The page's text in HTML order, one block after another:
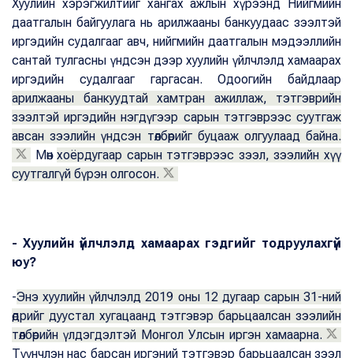
Хуулийн хэрэгжилтийг хангах ажлын хүрээнд Нийгмийн
даатгалын байгуулага нь арилжааны банкуудаас зээлтэй
иргэдийн судалгааг авч, нийгмийн даатгалын мэдээллийн
сантай тулгасны үндсэн дээр хуулийн үйлчлэлд хамаарах
иргэдийн судалгааг гаргасан. Одоогийн байдлаар
арилжааны банкуудтай хамтран ажиллаж, тэтгэврийн
зээлтэй иргэдийн нэгдүгээр сарын тэтгэврээс суутгаж
авсан зээлийн үндсэн төлбөрийг буцааж олгуулаад байна.
Мөнхоёрдугаар сарын тэтгэврээс зээл, зээлийн хүү
суутгалгүй бүрэн олгосон.
- Хуулийн үйлчлэлд хамаарах гэдгийг тодруулахгүй
юу?
-Энэ хуулийн үйлчлэлд 2019 оны 12 дугаар сарын 31-ний
өдрийг дуустал хугацаанд тэтгэвэр барьцаалсан зээлийн
төлбөрийн үлдэгдэлтэй Монгол Улсын иргэн хамаарна.
Түүнчлэн нас барсан иргэний тэтгэвэр барьцаалсан зээл